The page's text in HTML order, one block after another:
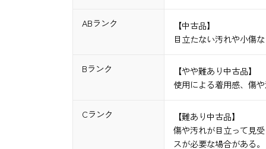
ABランク
【中古品】
目立たない汚れや小傷
Bランク
【やや難あり中古品】
使用による着用感、傷
Cランク
【難あり中古品】
傷や汚れが目立って見
スが必要な場合がある。